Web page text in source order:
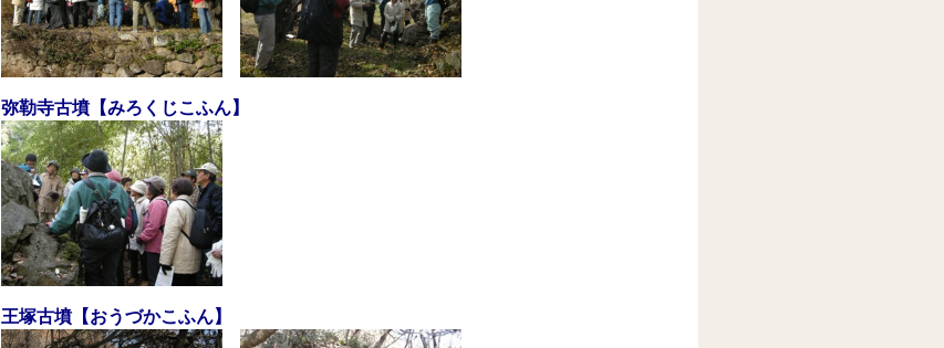
弥勒寺古墳【みろくじこふん】
王塚古墳【おうづかこふん】